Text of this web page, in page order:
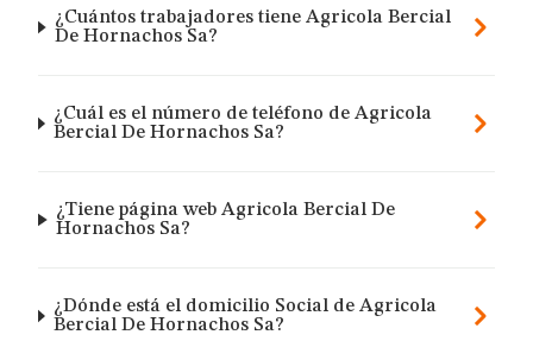
¿Cuántos trabajadores tiene Agricola Bercial
De Hornachos Sa?
¿Cuál es el número de teléfono de Agricola
Bercial De Hornachos Sa?
¿Tiene página web Agricola Bercial De
Hornachos Sa?
¿Dónde está el domicilio Social de Agricola
Bercial De Hornachos Sa?